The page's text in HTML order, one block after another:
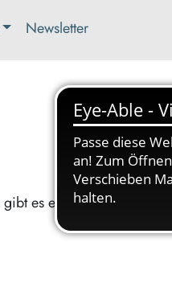
Newsletter
es ein